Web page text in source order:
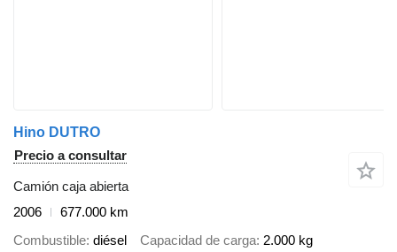
Hino DUTRO
Precio a consultar
Camión caja abierta
2006
677.000 km
Combustible diésel Capacidad de carga 2.000 kg